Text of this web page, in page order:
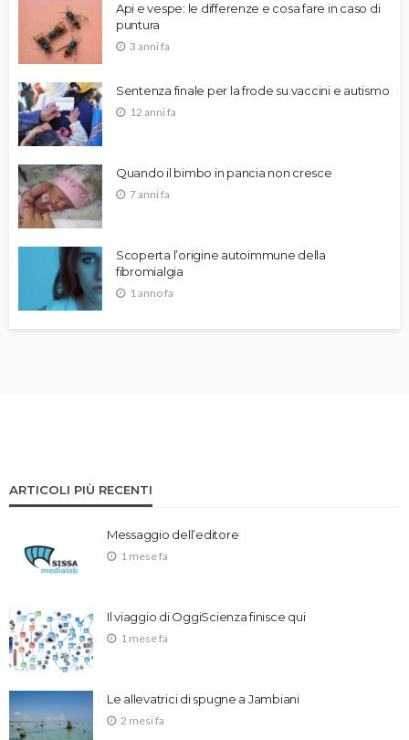
Api e vespe: le differenze e cosa fare in caso di
puntura
3 anni fa
Sentenza finale per la frode su vaccini e autismo
12 anni fa
Quando il bimbo in pancia non cresce
7 anni fa
Scoperta l’origine autoimmune della
fibromialgia
1 anno fa
ARTICOLI PIÙ RECENTI
Messaggio dell’editore
1 mese fa
Il viaggio di OggiScienza finisce qui
1 mese fa
Le allevatrici di spugne a Jambiani
2 mesi fa